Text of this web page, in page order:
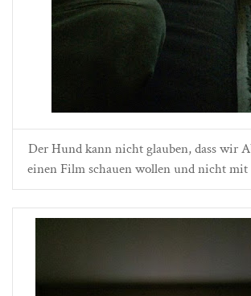
Der Hund kann nicht glauben, dass wir
einen Film schauen wollen und nicht mit